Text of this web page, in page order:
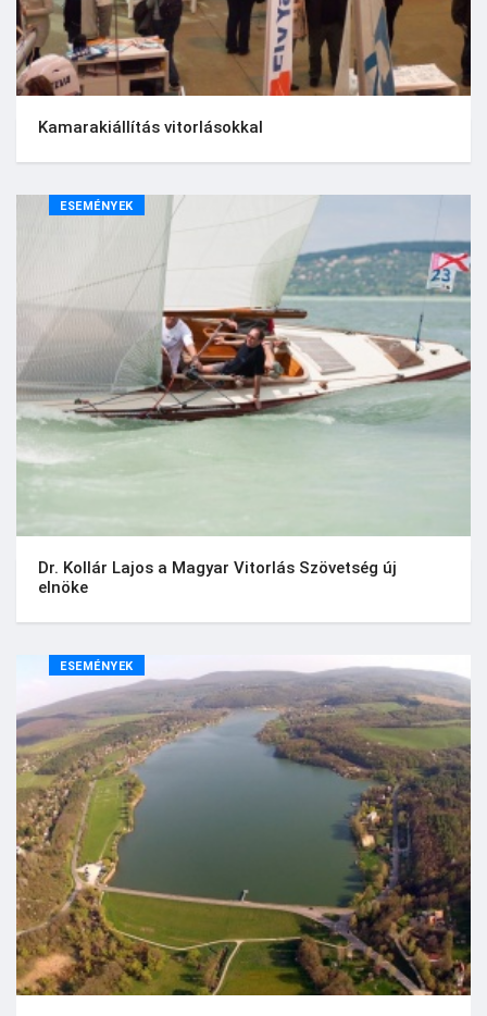
Kamarakiállítás vitorlásokkal
ESEMÉNYEK
Dr. Kollár Lajos a Magyar Vitorlás Szövetség új
elnöke
ESEMÉNYEK